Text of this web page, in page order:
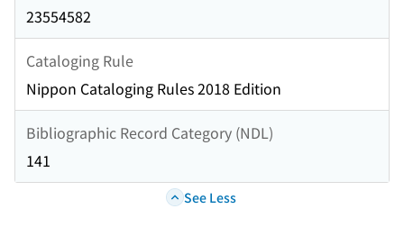
23554582
Cataloging Rule
Nippon Cataloging Rules 2018 Edition
Bibliographic Record Category (NDL)
141
See Less